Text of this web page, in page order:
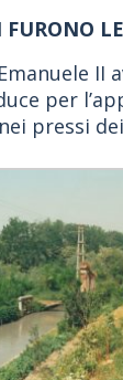
per
pressi